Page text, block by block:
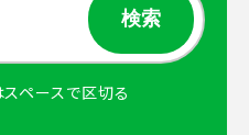
ペースで区切る